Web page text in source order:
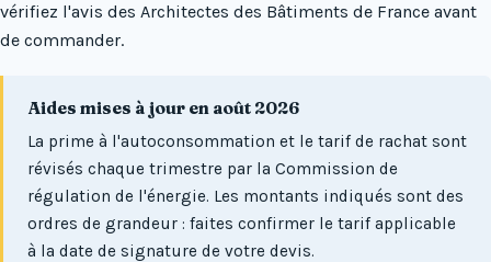
vérifiez l'avis des Architectes des Bâtiments de France avant
de commander.
Aides mises à jour en août 2026
La prime à l'autoconsommation et le tarif de rachat sont
révisés chaque trimestre par la Commission de
régulation de l'énergie. Les montants indiqués sont des
ordres de grandeur : faites confirmer le tarif applicable
à la date de signature de votre devis.